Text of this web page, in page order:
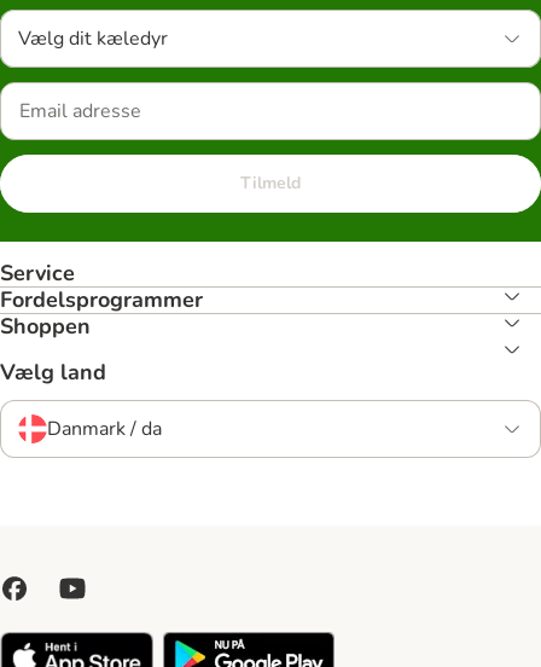
Vælg dit kæledyr
Tilmeld
Service
Fordelsprogrammer
Shoppen
Vælg land
Danmark / da